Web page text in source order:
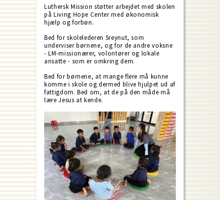
Luthersk Mission støtter arbejdet med skolen
på Living Hope Center med økonomisk
hjælp og forbøn.
Bed for skolelederen Sreynut, som
underviser børnene, og for de andre voksne
- LM-missionærer, volontører og lokale
ansatte - som er omkring dem.
Bed for børnene, at mange flere må kunne
komme i skole og dermed blive hjulpet ud af
fattigdom. Bed om, at de på den måde må
lære Jesus at kende.